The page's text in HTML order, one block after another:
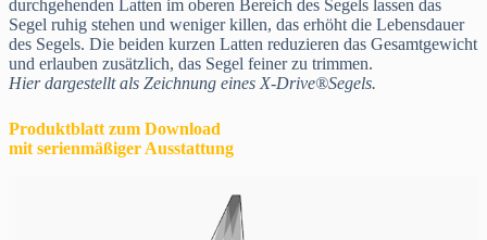
durchgehenden Latten im oberen Bereich des Segels lassen das
Segel ruhig stehen und weniger killen, das erhöht die Lebensdauer
des Segels. Die beiden kurzen Latten reduzieren das Gesamtgewicht
und erlauben zusätzlich, das Segel feiner zu trimmen.
Hier dargestellt als Zeichnung eines X-Drive®Segels.
Produktblatt zum Download
mit serienmäßiger Ausstattung